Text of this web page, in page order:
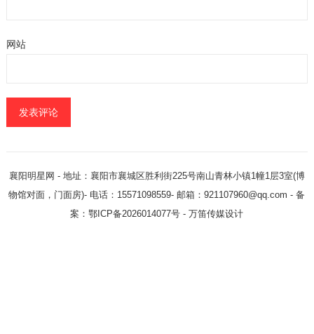
网站
襄阳明星网 - 地址：襄阳市襄城区胜利街225号南山青林小镇1幢1层3室(博
物馆对面，门面房)- 电话：15571098559- 邮箱：921107960@qq.com - 备
案：鄂ICP备2026014077号 -万笛传媒设计